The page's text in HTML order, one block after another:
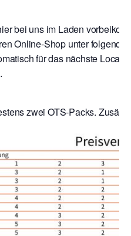
bei uns im Laden
Online-Shop unter
für das nächste Local
zwei OTS-Packs.